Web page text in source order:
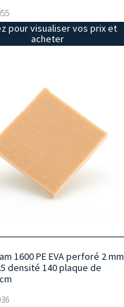
pour visualiser vos prix et
acheter
1600 PE EVA perforé 2 mm
densité 140 plaque de